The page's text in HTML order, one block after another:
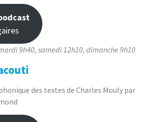
9h40, samedi 12h10, dimanche 9h10
des textes de Charles Mouly par